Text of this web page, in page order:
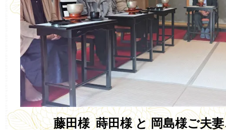
藤田様 蒔田様 と 岡島様ご夫